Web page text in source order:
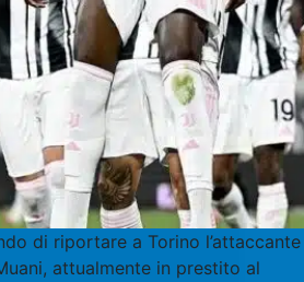
di riportare a Torino l’attaccante
attualmente in prestito al